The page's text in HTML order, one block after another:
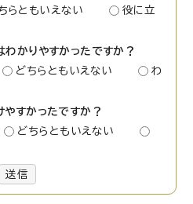
らともいえない
役に立
わかりやすかったですか？
どちらともいえない
わ
やすかったですか？
どちらともいえない
送信